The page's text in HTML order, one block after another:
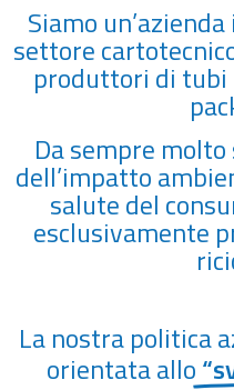
Siamo
settore
produttori di tubi
Da sempre
dell’impatto
salute del
esclusivamente
La nostra politica
orientata allo